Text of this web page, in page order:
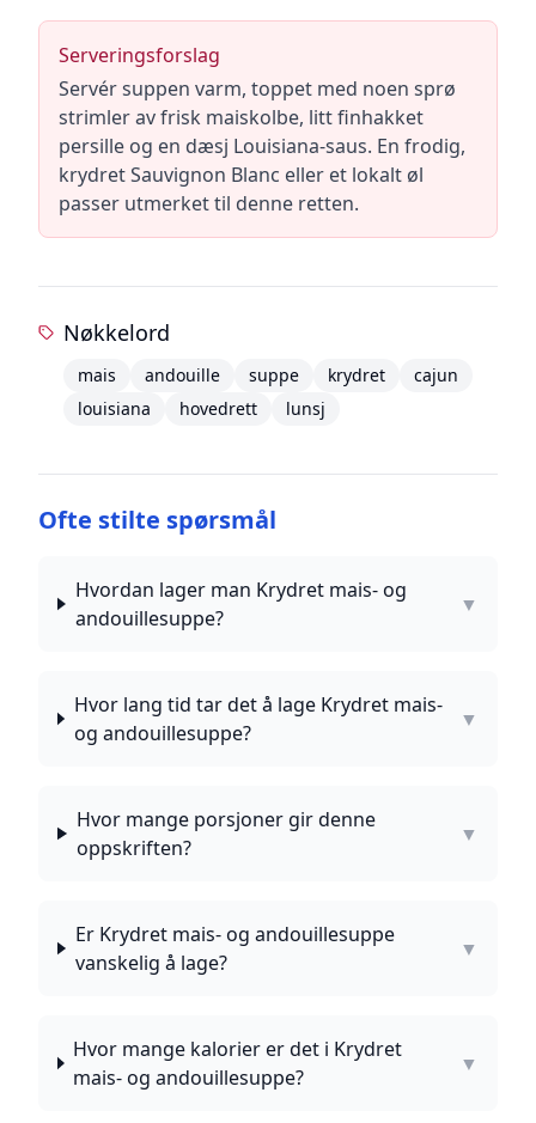
Serveringsforslag
Servér suppen varm, toppet med noen sprø
strimler av frisk maiskolbe, litt finhakket
persille og en dæsj Louisiana-saus. En frodig,
krydret Sauvignon Blanc eller et lokalt øl
passer utmerket til denne retten.
Nøkkelord
mais andouille suppe krydret
cajun
louisiana
hovedrett lunsj
Ofte stilte spørsmål
Hvordan lager man Krydret mais- og
andouillesuppe?
▼
Hvor lang tid tar det å lage Krydret mais-
og andouillesuppe?
▼
Hvor mange porsjoner gir denne
oppskriften?
▼
Er Krydret mais- og andouillesuppe
vanskelig å lage?
▼
Hvor mange kalorier er det i Krydret
mais- og andouillesuppe?
▼